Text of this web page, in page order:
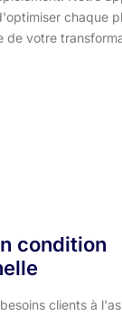
chaque
de votre
condition
clients à